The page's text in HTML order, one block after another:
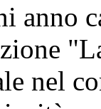
anno
nel